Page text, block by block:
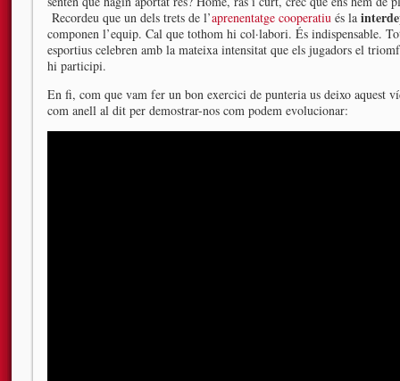
Recordeu que un dels trets de l’aprenentatge cooperatiu és la
componen l’equip. Cal que tothom hi col·labori. És indispensable.
esportius celebren amb la mateixa intensitat que els jugadors el
hi participi.
En fi, com que vam fer un bon exercici de punteria us deixo aquest
com anell al dit per demostrar-nos com podem evolucionar: